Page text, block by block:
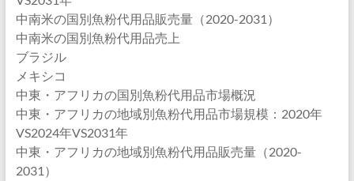
中南米の国別魚粉代用品販売量（2020-2031）
中南米の国別魚粉代用品売上
ブラジル
メキシコ
中東・アフリカの国別魚粉代用品市場概況
中東・アフリカの地域別魚粉代用品市場規模：2020年
VS2024年VS2031年
中東・アフリカの地域別魚粉代用品販売量（2020-
2031）